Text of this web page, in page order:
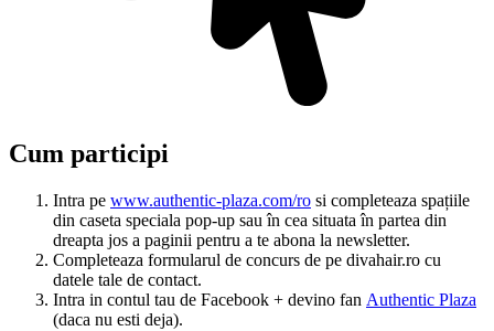
Cum participi
Intra pe www.authentic-plaza.com/ro si completeaza spațiile
din caseta speciala pop-up sau în cea situata în partea din
dreapta jos a paginii pentru a te abona la newsletter.
Completeaza formularul de concurs de pe divahair.ro cu
datele tale de contact.
Intra in contul tau de Facebook + devino fan Authentic Plaza
(daca nu esti deja).